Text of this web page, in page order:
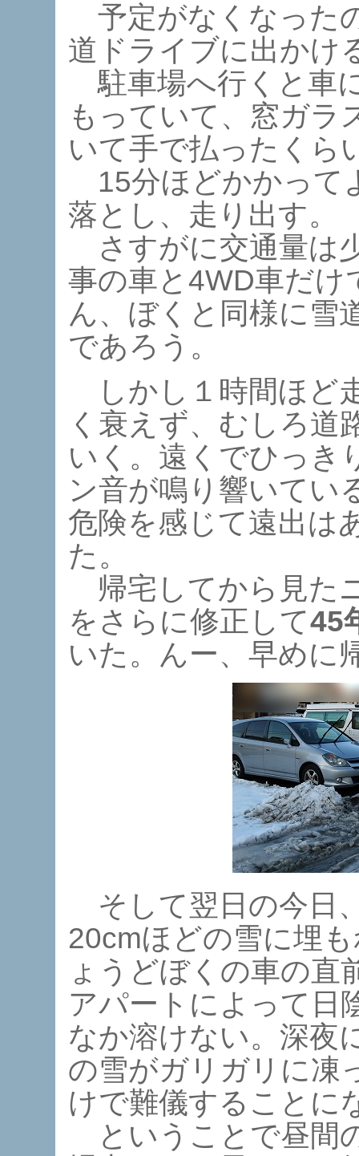
予定がなくなった
道ドライブに出かけ
駐車場へ行くと車
もっていて、窓ガラ
いて手で払ったくら
15分ほどかかって
落とし、走り出す。
さすがに交通量は
事の車と4WD車だけ
ん、ぼくと同様に雪
であろう。
しかし１時間ほど
く衰えず、むしろ道
いく。遠くでひっき
ン音が鳴り響いてい
危険を感じて遠出は
た。
帰宅してから見た
をさらに修正して45
いた。んー、早めに
そして翌日の今日
20cmほどの雪に埋
ょうどぼくの車の直
アパートによって日
なか溶けない。深夜
の雪がガリガリに凍
けで難儀することに
ということで昼間